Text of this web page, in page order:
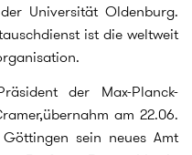
Universität Oldenburg.
ist die weltweit
der Max-Planck-
am 22.06.
sein neues Amt